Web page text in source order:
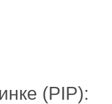
(PIP):